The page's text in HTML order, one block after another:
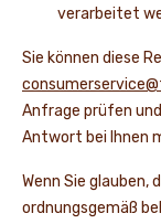
verarbeitet
Sie können diese
Anfrage prüfen
Antwort bei Ihnen
Wenn Sie glauben,
ordnungsgemäß